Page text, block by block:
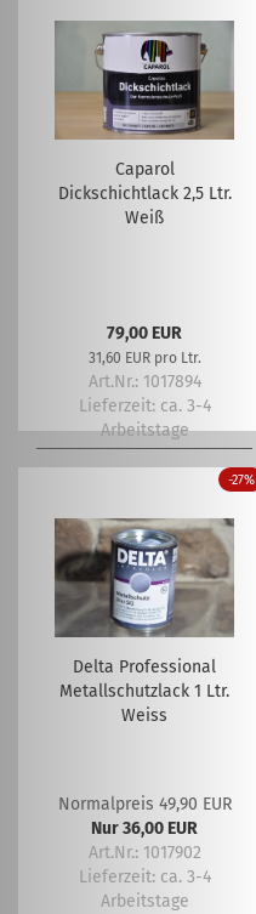
Caparol
Dickschichtlack 2,5 Ltr.
Weiß
79,00 EUR
31,60 EUR pro Ltr.
Art.Nr.: 1017894
Lieferzeit: ca. 3-4
Arbeitstage
-27%
Delta Professional
Metallschutzlack 1 Ltr.
Weiss
Normalpreis 49,90 EUR
Nur 36,00 EUR
Art.Nr.: 1017902
Lieferzeit: ca. 3-4
Arbeitstage